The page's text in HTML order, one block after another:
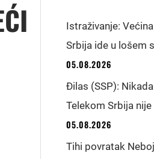
Istraživanje:
Srbija ide u lošem
05.08.2026
Đilas (SSP):
Telekom Srbija
05.08.2026
Tihi povratak